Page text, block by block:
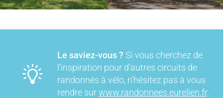
Le saviez-vous ? Si vous cherchez de
l’inspiration pour d’autres circuits de
randonnés à vélo, n’hésitez pas à vous
rendre sur www.randonnees.eurelien.fr.